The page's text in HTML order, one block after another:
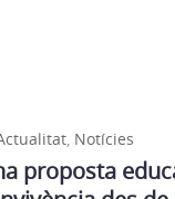
, Notícies
proposta